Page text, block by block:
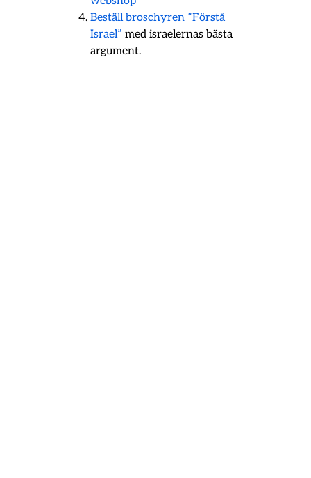
Beställ broschyren ”Förstå
Israel” med israelernas bästa
argument.